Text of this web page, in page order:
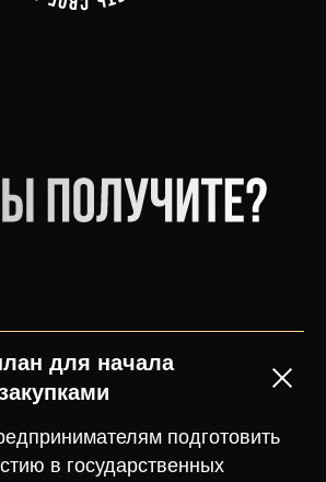
для начала
подготовить
в государственных